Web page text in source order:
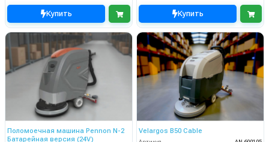
Купить Купить
Поломоечная машина Pennon N-2
Батарейная версия (24V)
Velargos B50 Cable